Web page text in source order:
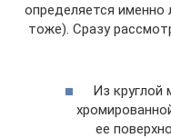
определяется именно
тоже). Сразу
Из круглой
ее